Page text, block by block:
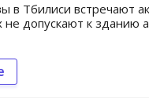
в Тбилиси встречают
допускают к зданию